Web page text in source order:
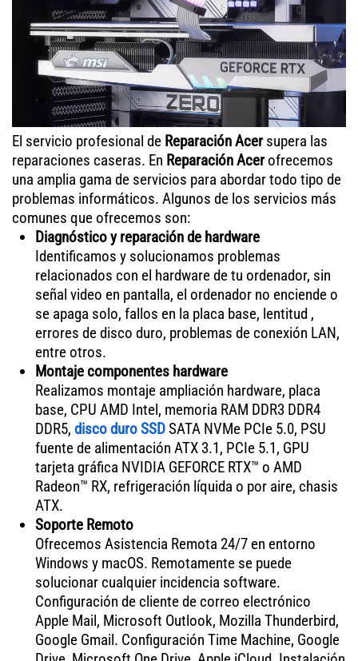
El servicio profesional de Reparación Acersupera las
reparaciones caseras. En Reparación Acerofrecemos
una amplia gama de servicios para abordar todo tipo de
problemas informáticos. Algunos de los servicios más
comunes que ofrecemos son:
Diagnóstico y reparación de hardware
Identificamos y solucionamos problemas
relacionados con el hardware de tu ordenador, sin
señal video en pantalla, el ordenador no enciende o
se apaga solo, fallos en la placa base, lentitud ,
errores de disco duro, problemas de conexión LAN,
entre otros.
Montaje componentes hardware
Realizamos montaje ampliación hardware, placa
base, CPU AMD Intel, memoria RAM DDR3 DDR4
DDR5, disco duro SSDSATA NVMe PCIe 5.0, PSU
fuente de alimentación ATX 3.1, PCIe 5.1, GPU
tarjeta gráfica NVIDIA GEFORCE RTX™ o AMD
Radeon™ RX, refrigeración líquida o por aire, chasis
ATX.
Soporte Remoto
Ofrecemos Asistencia Remota 24/7 en entorno
Windows y macOS. Remotamente se puede
solucionar cualquier incidencia software.
Configuración de cliente de correo electrónico
Apple Mail, Microsoft Outlook, Mozilla Thunderbird,
Google Gmail. Configuración Time Machine, Google